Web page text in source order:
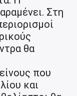
Στη
θα
που
και